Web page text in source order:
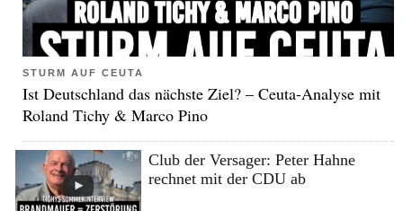
STURM AUF CEUTA
Ist Deutschland das nächste Ziel? – Ceuta-Analyse mit
Roland Tichy & Marco Pino
Club der Versager: Peter Hahne
rechnet mit der CDU ab